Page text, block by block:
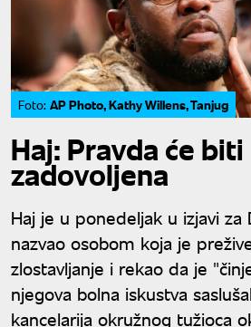
Foto: AP Photo, Kathy Willens, Tanjug
Haj: Pravda će biti
zadovoljena
Haj je u ponedeljak u izjavi za
nazvao osobom koja je
zlostavljanje i rekao da je
njegova bolna iskustva
kancelarija okružnog tužioca